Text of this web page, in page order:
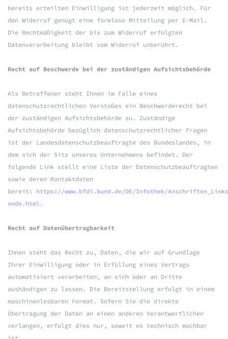
bereits erteilten Einwilligung ist jederzeit möglich. Für
den Widerruf genügt eine formlose Mitteilung per E-Mail.
Die Rechtmäßigkeit der bis zum Widerruf erfolgten
Datenverarbeitung bleibt vom Widerruf unberührt.
Recht auf Beschwerde bei der zuständigen Aufsichtsbehörde
Als Betroffener steht Ihnen im Falle eines
datenschutzrechtlichen Verstoßes ein Beschwerderecht bei
der zuständigen Aufsichtsbehörde zu. Zuständige
Aufsichtsbehörde bezüglich datenschutzrechtlicher Fragen
ist der Landesdatenschutzbeauftragte des Bundeslandes, in
dem sich der Sitz unseres Unternehmens befindet. Der
folgende Link stellt eine Liste der Datenschutzbeauftragten
sowie deren Kontaktdaten
bereit: https://www.bfdi.bund.de/DE/Infothek/
node.html.
Recht auf Datenübertragbarkeit
Ihnen steht das Recht zu, Daten, die wir auf Grundlage
Ihrer Einwilligung oder in Erfüllung eines Vertrags
automatisiert verarbeiten, an sich oder an Dritte
aushändigen zu lassen. Die Bereitstellung erfolgt in einem
maschinenlesbaren Format. Sofern Sie die direkte
Übertragung der Daten an einen anderen Verantwortlichen
verlangen, erfolgt dies nur, soweit es technisch machbar